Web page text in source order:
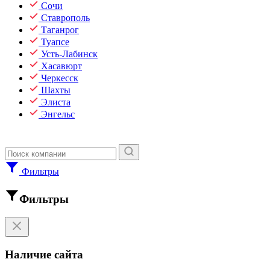
Сочи
Ставрополь
Таганрог
Туапсе
Усть-Лабинск
Хасавюрт
Черкесск
Шахты
Элиста
Энгельс
Фильтры
Фильтры
Наличие сайта